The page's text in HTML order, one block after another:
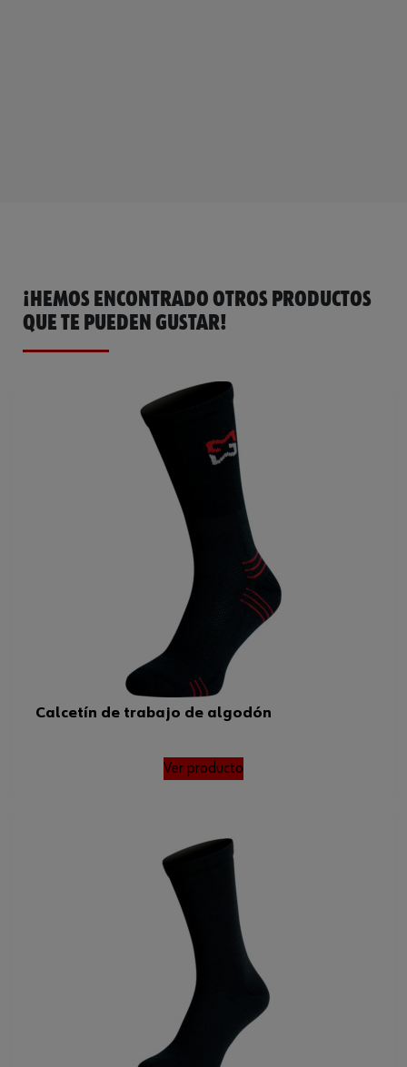
¡HEMOS ENCONTRADO OTROS PRODUCTOS
QUE TE PUEDEN GUSTAR!
Calcetín de trabajo de algodón
Ver producto